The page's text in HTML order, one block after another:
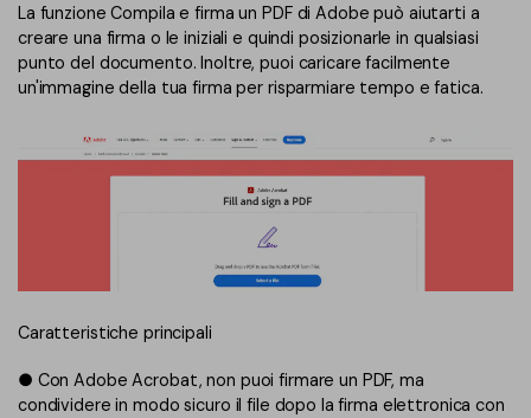
La funzione Compila e firma un PDF di Adobe può aiutarti a
creare una firma o le iniziali e quindi posizionarle in qualsiasi
punto del documento. Inoltre, puoi caricare facilmente
un'immagine della tua firma per risparmiare tempo e fatica.
Caratteristiche principali
● Con Adobe Acrobat, non puoi firmare un PDF, ma
condividere in modo sicuro il file dopo la firma elettronica con